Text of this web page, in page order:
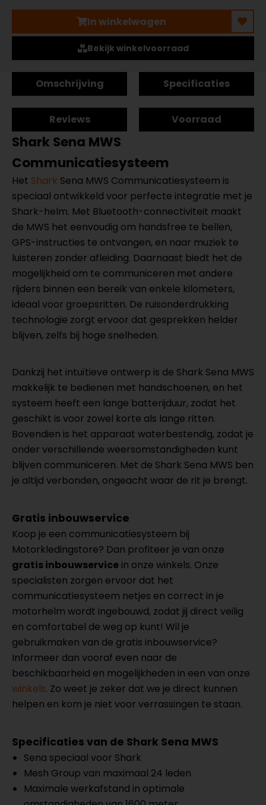
In winkelwagen
Bekijk winkelvoorraad
Omschrijving Specificaties
Reviews Voorraad
Shark Sena MWS
Communicatiesysteem
Het Shark Sena MWS Communicatiesysteem is
speciaal ontwikkeld voor perfecte integratie met je
Shark-helm. Met Bluetooth-connectiviteit maakt
de MWS het eenvoudig om handsfree te bellen,
GPS-instructies te ontvangen, en naar muziek te
luisteren zonder afleiding. Daarnaast biedt het de
mogelijkheid om te communiceren met andere
rijders binnen een bereik van enkele kilometers,
ideaal voor groepsritten. De ruisonderdrukking
technologie zorgt ervoor dat gesprekken helder
blijven, zelfs bij hoge snelheden.
Dankzij het intuïtieve ontwerp is de Shark Sena MWS
makkelijk te bedienen met handschoenen, en het
systeem heeft een lange batterijduur, zodat het
geschikt is voor zowel korte als lange ritten.
Bovendien is het apparaat waterbestendig, zodat je
onder verschillende weersomstandigheden kunt
blijven communiceren. Met de Shark Sena MWS ben
je altijd verbonden, ongeacht waar de rit je brengt.
Gratis inbouwservice
Koop je een communicatiesysteem bij
Motorkledingstore? Dan profiteer je van onze
gratis inbouwservice in onze winkels. Onze
specialisten zorgen ervoor dat het
communicatiesysteem netjes en correct in je
motorhelm wordt ingebouwd, zodat jij direct veilig
en comfortabel de weg op kunt! Wil je
gebruikmaken van de gratis inbouwservice?
Informeer dan vooraf even naar de
beschikbaarheid en mogelijkheden in een van onze
winkels. Zo weet je zeker dat we je direct kunnen
helpen en kom je niet voor verrassingen te staan.
Specificaties van de Shark Sena MWS
Sena speciaal voor Shark
Mesh Group van maximaal 24 leden
Maximale werkafstand in optimale